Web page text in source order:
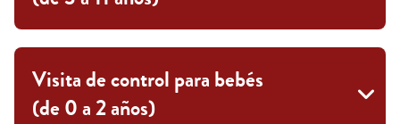
Visita de control para bebés
(de 0 a 2 años)